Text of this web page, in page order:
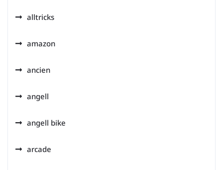
alltricks
amazon
ancien
angell
angell bike
arcade